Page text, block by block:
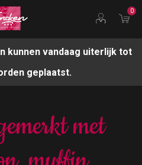
0
kunnen vandaag uiterlijk tot
geplaatst.
met